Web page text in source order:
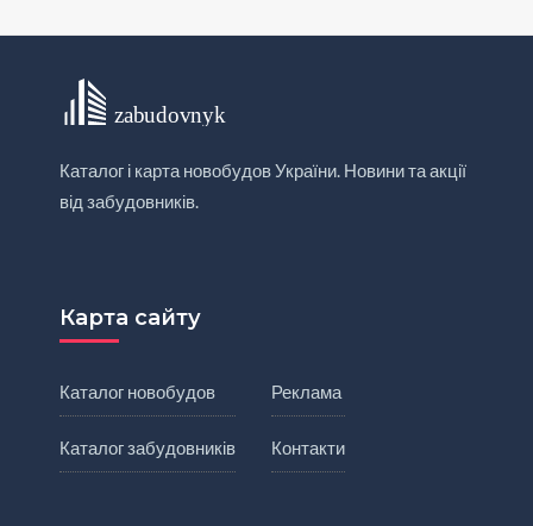
Каталог і карта новобудов України. Новини та акції
від забудовників.
Карта сайту
Каталог новобудов
Каталог забудовників
Реклама
Контакти